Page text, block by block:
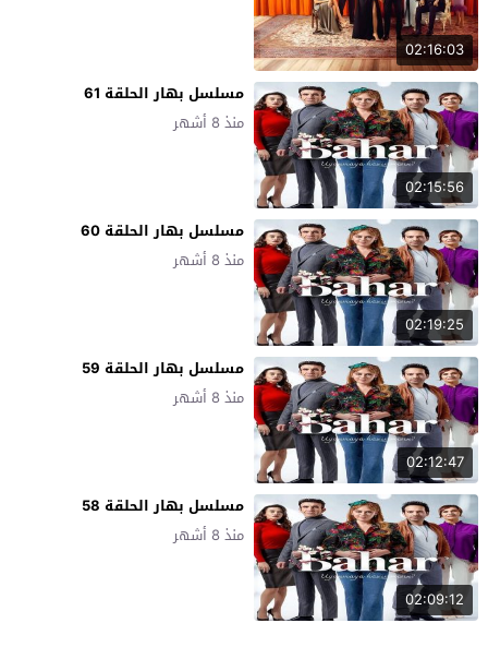
02:16:03
02:15:56
مسلسل بهار الحلقة 61
منذ 8 أشهر
02:19:25
مسلسل بهار الحلقة 60
منذ 8 أشهر
02:12:47
مسلسل بهار الحلقة 59
منذ 8 أشهر
02:09:12
مسلسل بهار الحلقة 58
منذ 8 أشهر